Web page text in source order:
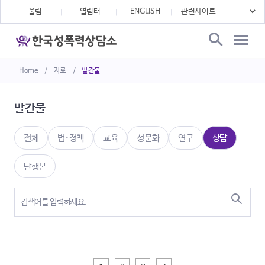
Home / 자료 / 발간물
울림 열림터 ENGLISH
발간물
전체 법·정책 교육 성문화 연구 상담
단행본